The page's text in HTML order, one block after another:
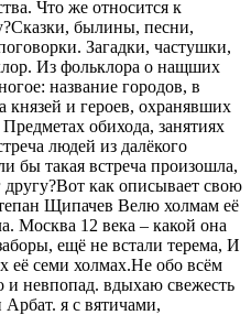
Что же относится к
былины, песни,
Загадки, частушки,
Из фольклора о нащших
название городов, в
и героев, охранявших
обихода, занятиях
людей из далёкого
бы такая встреча произошла,
как описывает свою
Щипачев Велю холмам её
Москва 12 века – какой она
ещё не встали терема, И
её семи холмах.Не обо всём
и невпопад. вдыхаю свежесть
я с вятичами,